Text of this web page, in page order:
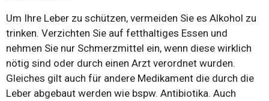
Um Ihre Leber zu schützen, vermeiden Sie es Alkohol zu
trinken. Verzichten Sie auf fetthaltiges Essen und
nehmen Sie nur Schmerzmittel ein, wenn diese wirklich
nötig sind oder durch einen Arzt verordnet wurden.
Gleiches gilt auch für andere Medikament die durch die
Leber abgebaut werden wie bspw. Antibiotika. Auch